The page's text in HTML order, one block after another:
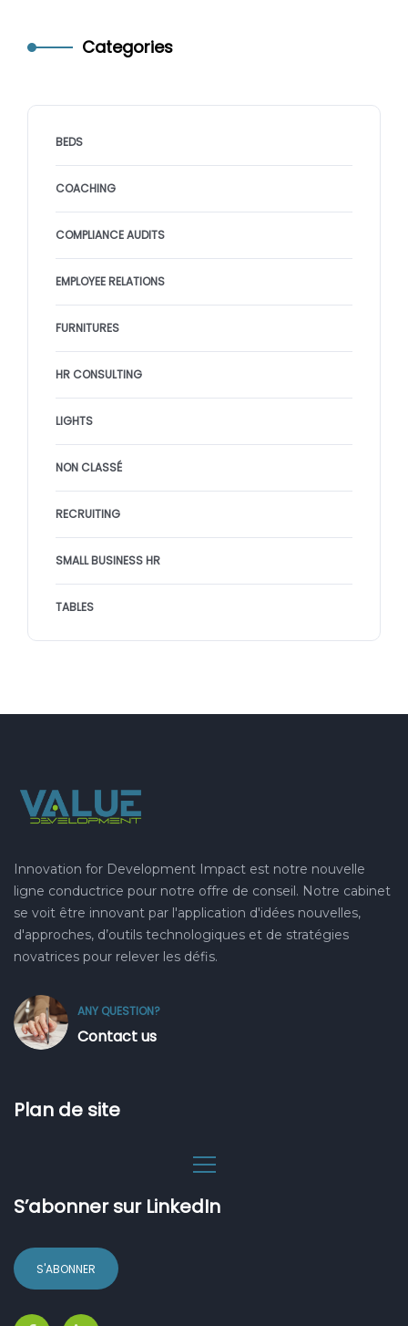
Categories
BEDS
COACHING
COMPLIANCE AUDITS
EMPLOYEE RELATIONS
FURNITURES
HR CONSULTING
LIGHTS
NON CLASSÉ
RECRUITING
SMALL BUSINESS HR
TABLES
Innovation for Development Impact est notre nouvelle
ligne conductrice pour notre offre de conseil. Notre cabinet
se voit être innovant par l'application d'idées nouvelles,
d'approches, d’outils technologiques et de stratégies
novatrices pour relever les défis.
ANY QUESTION?
Contact us
Plan de site
S’abonner sur LinkedIn
S'ABONNER